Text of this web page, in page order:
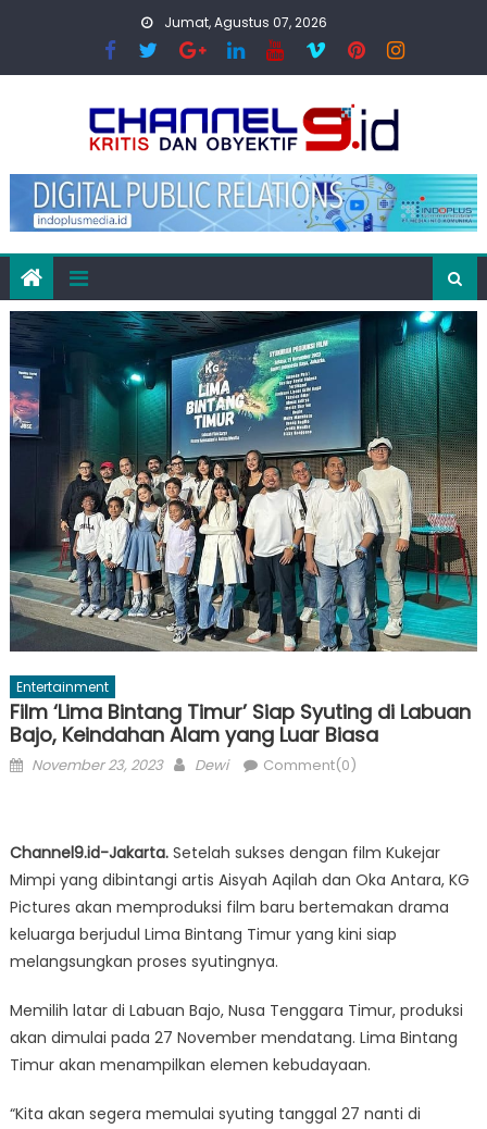
Jumat, Agustus 07, 2026
Entertainment
Film ‘Lima Bintang Timur’ Siap Syuting di Labuan
Bajo, Keindahan Alam yang Luar Biasa
Posted
November 23, 2023 Author
Dewi Comment(0)
Channel9.id-Jakarta.Setelah sukses dengan film Kukejar
Mimpi yang dibintangi artis Aisyah Aqilah dan Oka Antara, KG
Pictures akan memproduksi film baru bertemakan drama
keluarga berjudul Lima Bintang Timur yang kini siap
melangsungkan proses syutingnya.
Memilih latar di Labuan Bajo, Nusa Tenggara Timur, produksi
akan dimulai pada 27 November mendatang. Lima Bintang
Timur akan menampilkan elemen kebudayaan.
“Kita akan segera memulai syuting tanggal 27 nanti di